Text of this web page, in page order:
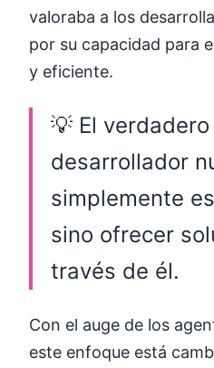
valoraba a los
por su capacidad para
y eficiente.
💡 El
desarrollador
simplemente
sino ofrecer
través de él.
Con el auge de los
este enfoque está